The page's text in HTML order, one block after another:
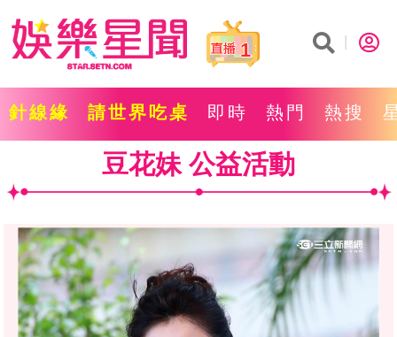
1
針線緣 請世界吃桌 即時 熱門 熱搜
豆花妹 公益活動